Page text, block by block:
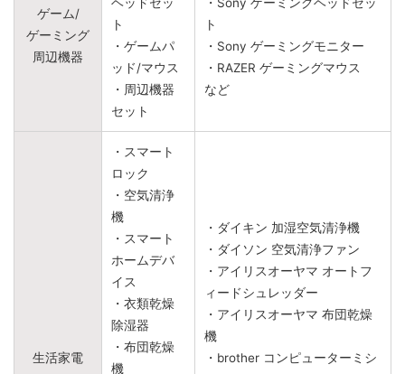
ゲーム/
ゲーミング
周辺機器
ト
・ゲームパ
ッド/マウス
・周辺機器
セット
ト
・Sony ゲーミングモニター
・RAZER ゲーミングマウス
など
生活家電
・スマート
ロック
・空気清浄
機
・スマート
ホームデバ
イス
・衣類乾燥
除湿器
・布団乾燥
機
・ダイキン 加湿空気清浄機
・ダイソン 空気清浄ファン
・アイリスオーヤマ オートフ
ィードシュレッダー
・アイリスオーヤマ 布団乾燥
機
・brother コンピューターミシ